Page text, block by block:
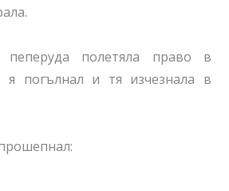
пеперуда полетяла право в
я погълнал и тя изчезнала в